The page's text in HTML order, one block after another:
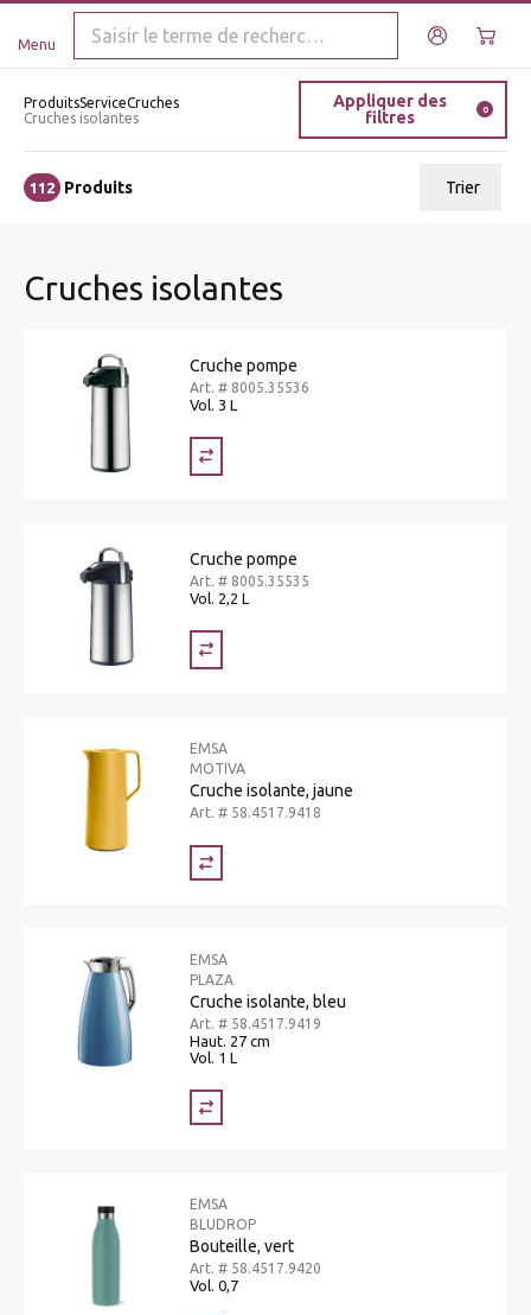
Menu
ProduitsServiceCruches
Cruches isolantes
Appliquer des
filtres
0
112 Produits Trier
Cruches isolantes
Cruche pompe
Art. # 8005.35536
Vol. 3 L
Cruche pompe
Art. # 8005.35535
Vol. 2,2 L
EMSA
MOTIVA
Cruche isolante, jaune
Art. # 58.4517.9418
EMSA
PLAZA
Cruche isolante, bleu
Art. # 58.4517.9419
Haut. 27 cm
Vol. 1 L
EMSA
BLUDROP
Bouteille, vert
Art. # 58.4517.9420
Vol. 0,7